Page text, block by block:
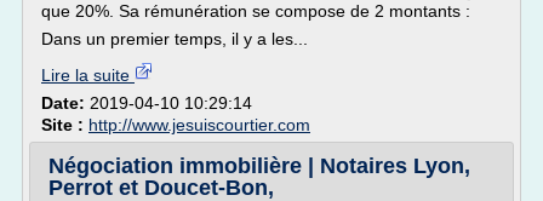
que 20%. Sa rémunération se compose de 2 montants :
Dans un premier temps, il y a les...
Lire la suite
Date: 2019-04-10 10:29:14
Site : http://www.jesuiscourtier.com
Négociation immobilière | Notaires Lyon,
Perrot et Doucet-Bon,